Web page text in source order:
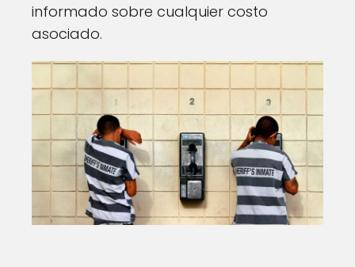
informado sobre cualquier costo
asociado.